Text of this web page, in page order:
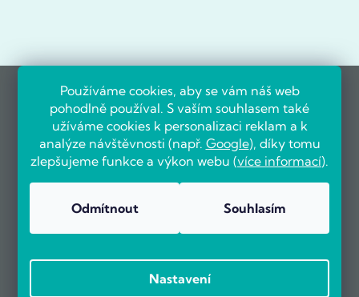
Používáme cookies, aby se vám náš web
pohodlně používal. S vaším souhlasem také
užíváme cookies k personalizaci reklam a k
analýze návštěvnosti (např. Google), díky tomu
zlepšujeme funkce a výkon webu (více informací).
Odmítnout Souhlasím
Nastavení